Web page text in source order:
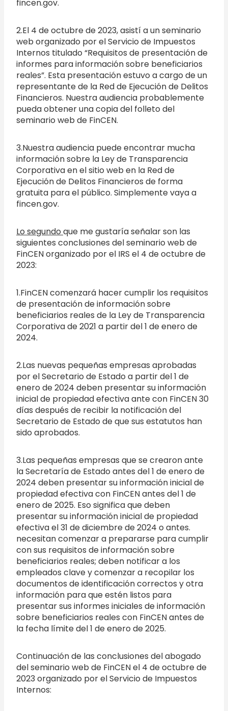
fincen.gov.
2.El 4 de octubre de 2023, asistí a un seminario
web organizado por el Servicio de Impuestos
Internos titulado “Requisitos de presentación de
informes para información sobre beneficiarios
reales”. Esta presentación estuvo a cargo de un
representante de la Red de Ejecución de Delitos
Financieros. Nuestra audiencia probablemente
pueda obtener una copia del folleto del
seminario web de FinCEN.
3.Nuestra audiencia puede encontrar mucha
información sobre la Ley de Transparencia
Corporativa en el sitio web en la Red de
Ejecución de Delitos Financieros de forma
gratuita para el público. Simplemente vaya a
fincen.gov.
Lo segundo que me gustaría señalar son las
siguientes conclusiones del seminario web de
FinCEN organizado por el IRS el 4 de octubre de
2023:
1.FinCEN comenzará hacer cumplir los requisitos
de presentación de información sobre
beneficiarios reales de la Ley de Transparencia
Corporativa de 2021 a partir del 1 de enero de
2024.
2.Las nuevas pequeñas empresas aprobadas
por el Secretario de Estado a partir del 1 de
enero de 2024 deben presentar su información
inicial de propiedad efectiva ante con FinCEN 30
días después de recibir la notificación del
Secretario de Estado de que sus estatutos han
sido aprobados.
3.Las pequeñas empresas que se crearon ante
la Secretaría de Estado antes del 1 de enero de
2024 deben presentar su información inicial de
propiedad efectiva con FinCEN antes del 1 de
enero de 2025. Eso significa que deben
presentar su información inicial de propiedad
efectiva el 31 de diciembre de 2024 o antes.
necesitan comenzar a prepararse para cumplir
con sus requisitos de información sobre
beneficiarios reales; deben notificar a los
empleados clave y comenzar a recopilar los
documentos de identificación correctos y otra
información para que estén listos para
presentar sus informes iniciales de información
sobre beneficiarios reales con FinCEN antes de
la fecha límite del 1 de enero de 2025.
Continuación de las conclusiones del abogado
del seminario web de FinCEN el 4 de octubre de
2023 organizado por el Servicio de Impuestos
Internos: